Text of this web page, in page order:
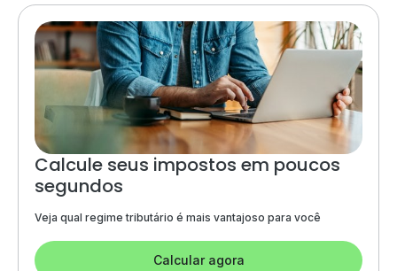
Calcule seus impostos em poucos
segundos
Veja qual regime tributário é mais vantajoso para você
Calcular agora